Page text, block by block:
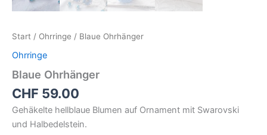
Start / Ohrringe / Blaue Ohrhänger
Ohrringe
Blaue Ohrhänger
CHF 59.00
Gehäkelte hellblaue Blumen auf Ornament mit Swarovski
und Halbedelstein.